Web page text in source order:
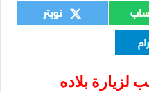
لزيارة بلاده